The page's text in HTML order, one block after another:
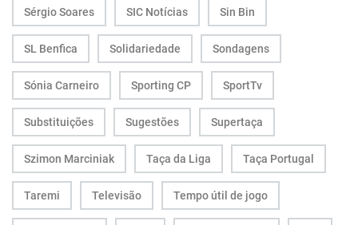
Sérgio Soares SIC Notícias Sin Bin
SL Benfica Solidariedade Sondagens
Sónia Carneiro Sporting CP SportTv
Substituições Sugestões Supertaça
Szimon Marciniak Taça da Liga Taça Portugal
Taremi Televisão Tempo útil de jogo